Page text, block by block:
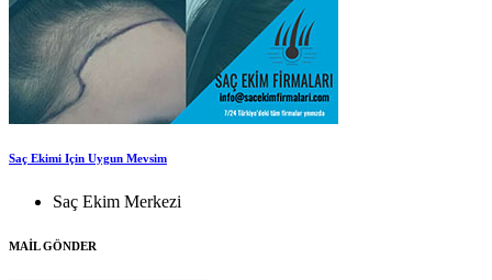
Saç Ekimi Için Uygun Mevsim
Saç Ekim Merkezi
MAİL GÖNDER